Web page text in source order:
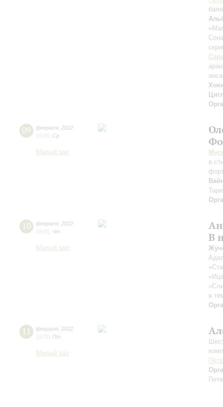
09 февраля 2022
19:00 Ср
Малый зал
в
10 февраля 2022
19:00 Чт
Малый зал
В
в
11 февраля 2022
19:00 Пт
Малый зал